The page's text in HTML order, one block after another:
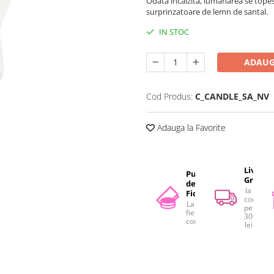
surprinzatoare de lemn de santal.
IN STOC
Cod Produs: C_CANDLE_SA_NV
Adauga la Favorite
Puncte
de
Fidelitate
La
fiecare
comandă
Livrare
Gratuită
la
comenzi
peste
300
lei